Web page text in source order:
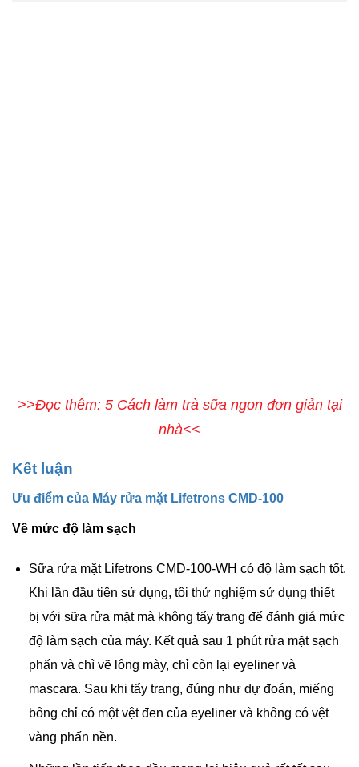
>>Đọc thêm: 5 Cách làm trà sữa ngon đơn giản tại
nhà<<
Kết luận
Ưu điểm của Máy rửa mặt Lifetrons CMD-100
Về mức độ làm sạch
Sữa rửa mặt Lifetrons CMD-100-WH có độ làm sạch tốt.
Khi lần đầu tiên sử dụng, tôi thử nghiệm sử dụng thiết
bị với sữa rửa mặt mà không tẩy trang để đánh giá mức
độ làm sạch của máy. Kết quả sau 1 phút rửa mặt sạch
phấn và chì vẽ lông mày, chỉ còn lại eyeliner và
mascara. Sau khi tẩy trang, đúng như dự đoán, miếng
bông chỉ có một vệt đen của eyeliner và không có vệt
vàng phấn nền.